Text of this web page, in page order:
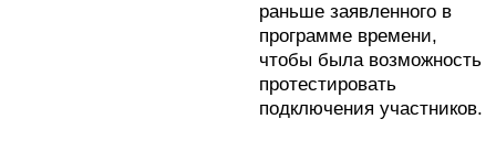
раньше заявленного в
программе времени,
чтобы была возможность
протестировать
подключения участников.